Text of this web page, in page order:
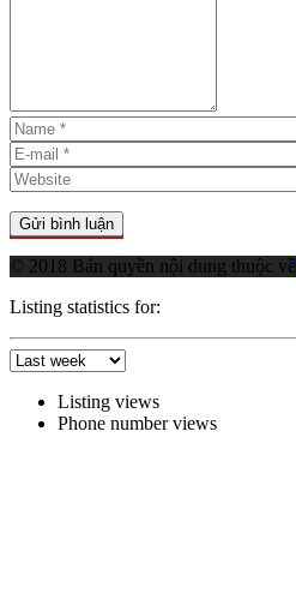
© 2018 Bản quyền nội dung thuộc về
Listing statistics for:
Listing views
Phone number views